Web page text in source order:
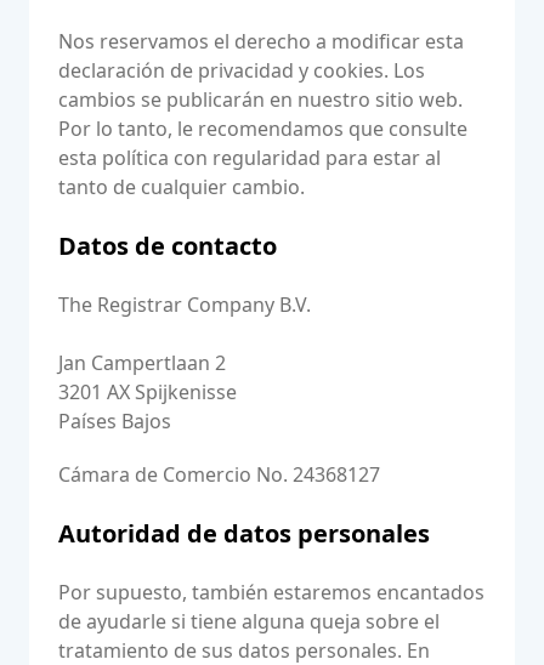
Nos reservamos el derecho a modificar esta
declaración de privacidad y cookies. Los
cambios se publicarán en nuestro sitio web.
Por lo tanto, le recomendamos que consulte
esta política con regularidad para estar al
tanto de cualquier cambio.
Datos de contacto
The Registrar Company B.V.
Jan Campertlaan 2
3201 AX Spijkenisse
Países Bajos
Cámara de Comercio No. 24368127
Autoridad de datos personales
Por supuesto, también estaremos encantados
de ayudarle si tiene alguna queja sobre el
tratamiento de sus datos personales. En